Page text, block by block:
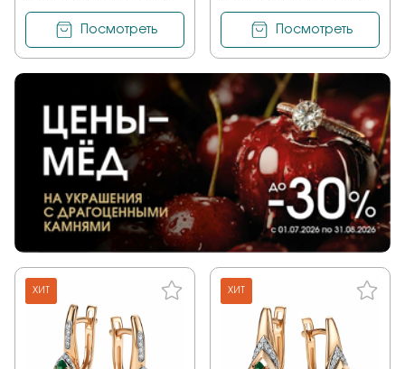
Посмотреть Посмотреть
ХИТ ХИТ